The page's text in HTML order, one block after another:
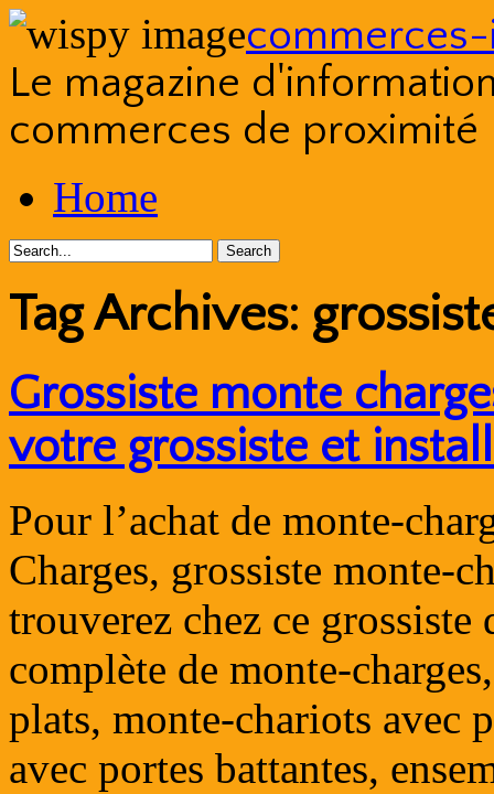
Le magazine
commerces de proximité
to
contentHome
Tag Archives:
Grossiste monte
votre grossiste et
Pour l’achat de monte-
Charges, grossiste monte-
trouverez chez ce grossiste
complète de monte-
plats, monte-chariots avec
avec portes battantes,